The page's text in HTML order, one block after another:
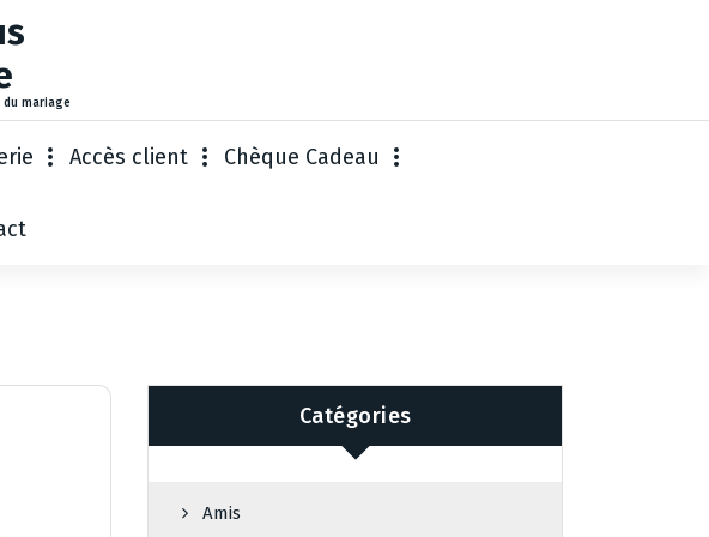
mariage
Accès client Chèque Cadeau
Catégories
Amis